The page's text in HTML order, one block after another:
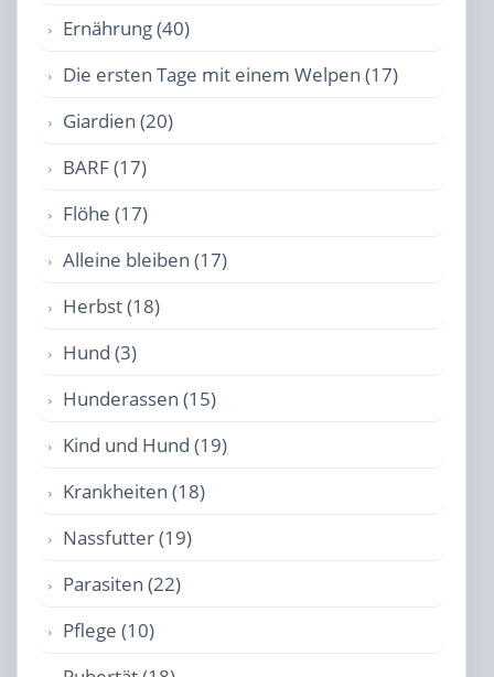
Ernährung (40)
Die ersten Tage mit einem Welpen (17)
Giardien (20)
BARF (17)
Flöhe (17)
Alleine bleiben (17)
Herbst (18)
Hund (3)
Hunderassen (15)
Kind und Hund (19)
Krankheiten (18)
Nassfutter (19)
Parasiten (22)
Pflege (10)